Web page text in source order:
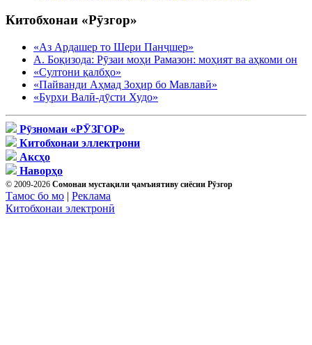
Китобхонаи «Рӯзгор»
«Аз Ардашер то Шери Панҷшер»
А. Боқизода: Рӯзаи моҳи Рамазон: моҳият ва аҳкоми он
«Султони қалбҳо»
«Пайванди Аҳмад Зоҳир бо Мавлавӣ»
«Бурхи Валӣ-дӯсти Худо»
Рӯзномаи «РӮЗГОР»
Китобхонаи эллектрони
Аксҳо
Наворҳо
© 2009-2026 Сомонаи мустақили ҷамъиятиву сиёсии Рӯзгор
Тамос бо мо | Реклама
Китобхонаи электронӣ